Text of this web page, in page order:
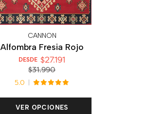
CANNON
Alfombra Fresia Rojo
DESDE $27.191
$31.990
5.0
VER OPCIONES